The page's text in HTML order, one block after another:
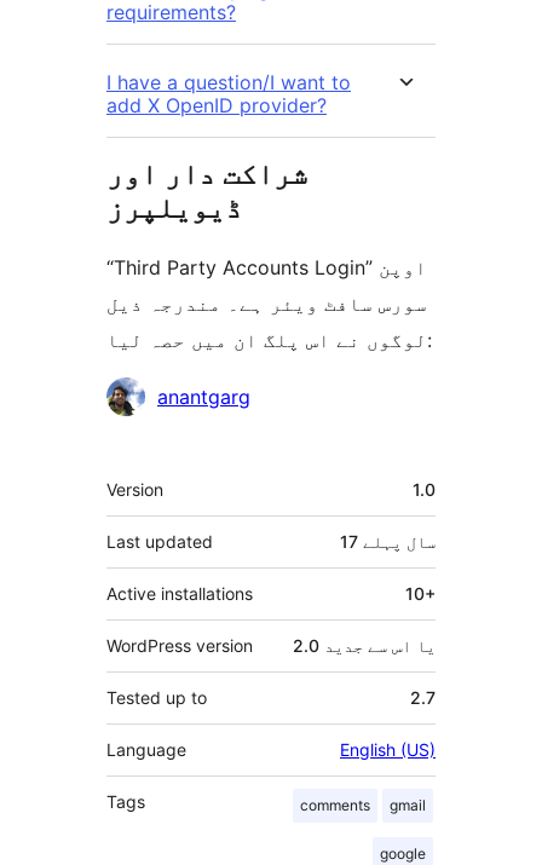
requirements?
I have a question/I want to
add X OpenID provider?
شراکت دار اور
ڈیویلپرز
“Third Party Accounts Login” اوپن
سورس سافٹ ویئر ہے۔ مندرجہ ذیل
لوگوں نے اس پلگ ان میں حصہ لیا:
شراکتanantgarg
میٹا
Version 1.0
Last updated 17 سال پہلے
Active installations 10+
WordPress version 2.0 یا اس سے جدید
Tested up to 2.7
Language English (US)
Tags comments gmail
google